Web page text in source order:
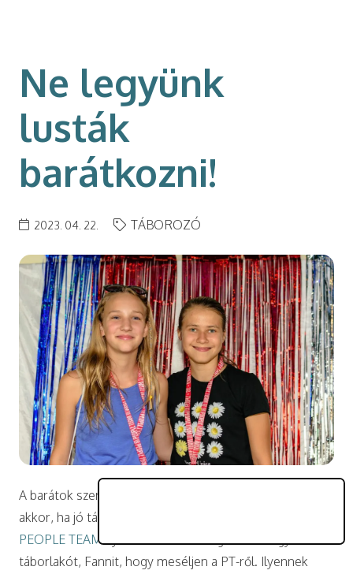
Ne legyünk
lusták
barátkozni!
2023. 04. 22. TÁBOROZÓ
A barátok szerzése olykor döntés kérdése – például
akkor, ha jó társaságban vagyunk. Márpedig ez adott a
PEOPLE TEAMnyári táborában. Megkértünk egy
táborlakót, Fannit, hogy meséljen a PT-ről. Ilyennek